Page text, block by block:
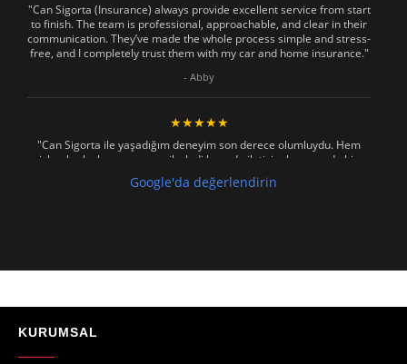
"Can Sigorta (Insurance) always provide excellent service from start
to finish. The team is professional, approachable, and clear in their
communication. They’ve made the whole process simple and stress-
free, and I completely trust them with my car and home insurance."
- Abby
★★★★★
"Can Sigorta ile yaşadığım deneyim son derece olumluydu. Hem
işlemler hızlı ve sorunsuz ilerledi hem de iletişim konusunda hiç
zorlanmadım. Aradığımda ya da mesaj attığımda hemen dönüş
sağladılar, her soruma sabırla ve açıklayıcı bir şekilde yanıt verdiler.
"Absolutelly the best at the TRNC. Highly recommeded !!! Thank You
Google'da değerlendirin
KURUMSAL